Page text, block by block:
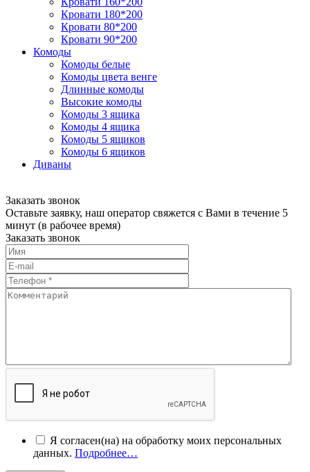
Кровати 180*200
Кровати 80*200
Кровати 90*200
Комоды
Комоды белые
Комоды цвета венге
Длинные комоды
Высокие комоды
Комоды 3 ящика
Комоды 4 ящика
Комоды 5 ящиков
Комоды 6 ящиков
Диваны
Заказать звонок
Оставьте заявку, наш оператор свяжется с Вами в течение 5
минут (в рабочее время)
Заказать звонок
Я согласен(на) на обработку моих персональных
данных. Подробнее…